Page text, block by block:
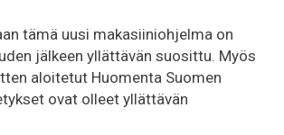
tämä uusi makasiiniohjelma on
jälkeen yllättävän suosittu. Myös
aloitetut Huomenta Suomen
ovat olleet yllättävän